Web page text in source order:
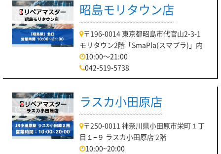
昭島モリタウン店
〒196-0014 東京都昭島市代官山2-3-1
モリタウン2階「SmaPla(スマプラ)」内
10:00～21:00
042-519-5738
ラスカ小田原店
〒250-0011 神奈川県小田原市栄町１丁
目１−９ ラスカ小田原店 2階
10:00~20:00